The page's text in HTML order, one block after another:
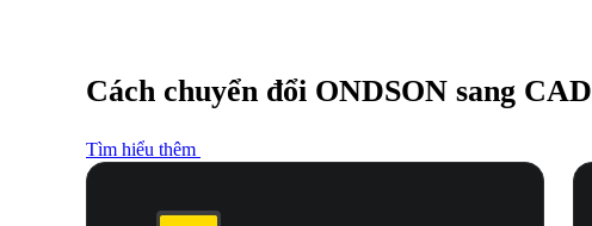
Cách chuyển đổi ONDSON sang CAD
Tìm hiểu thêm